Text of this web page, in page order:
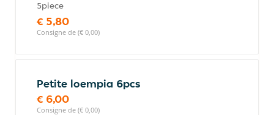
5piece
€ 5,80
Consigne de (€ 0,00)
Petite loempia 6pcs
€ 6,00
Consigne de (€ 0,00)